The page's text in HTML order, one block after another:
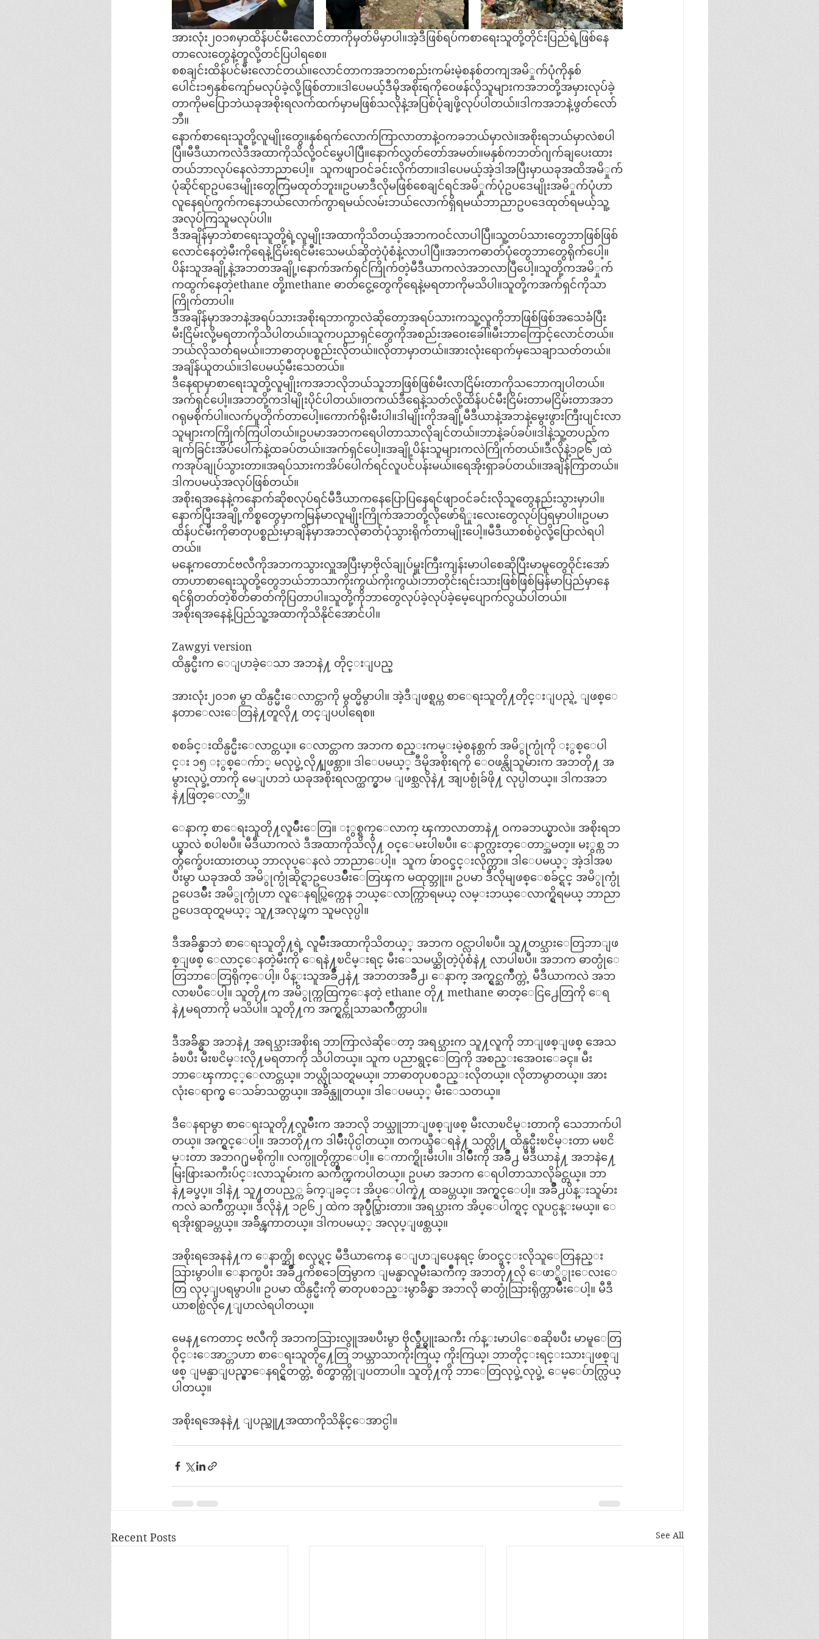
အားလုံး၂၀၁၈မှာထိန်ပင်မီးလောင်တာကိုမှတ်မိမှာပါ။အဲ့ဒီဖြစ်ရပ်ကစာရေးသူတို့တိုင်းပြည်ရဲ့ဖြစ်နေ
တာလေးတွေနဲ့တူလို့တင်ပြပါရစေ။
စစချင်းထိန်ပင်မီးလောင်တယ်။လောင်တာကအဘကစည်းကမ်းမဲ့စနစ်တကျအမိှုက်ပုံကိုနှစ်
ပေါင်း၁၅နှစ်ကျော်မလုပ်ခဲ့လို့ဖြစ်တာ။ဒါပေမယ့်ဒီမိုအစိုးရကိုဝေဖန်လိုသူများကအဘတို့အမှားလုပ်ခဲ့
တာကိုမပြောဘဲယခုအစိုးရလက်ထက်မှာမဖြစ်သလိုနဲ့အပြစ်ပုံချဖို့လုပ်ပါတယ်။ဒါကအဘနဲ့ဖွတ်လော်
ဘီ။
နောက်စာရေးသူတို့လူမျိုးတွေ။နှစ်ရက်လောက်ကြာလာတာနဲ့ဝကခဘယ်မှာလဲ။အစိုးရဘယ်မှာလဲစပါ
ပြီ။မီဒီယာကလဲဒီအထာကိုသိလို့ဝင်မွှေပါပြီ။နောက်လွှတ်တော်အမတ်။မနှစ်ကဘတ်ဂျက်ချပေးထား
တယ်ဘာလုပ်နေလဲဘာညာပေါ့။  သူကဖျာဝင်ခင်းလိုက်တာ။ဒါပေမယ့်အဲ့ဒါအပြီးမှာယခုအထိအမိှုက်
ပုံဆိုင်ရာဥပဒေမျိုးတွေကြမထုတ်ဘူး။ဥပမာဒီလိုမဖြစ်စေချင်ရင်အမိှုက်ပုံဥပဒေမျိုးအမိှုက်ပုံဟာ
လူနေရပ်ကွက်ကနေဘယ်လောက်ကွာရမယ်လမ်းဘယ်လောက်ရှိရမယ်ဘာညာဥပဒေထုတ်ရမယ့်သူ့
အလုပ်ကြသူမလုပ်ပါ။
ဒီအချိန်မှာဘဲစာရေးသူတို့ရဲ့လူမျိုးအထာကိုသိတယ့်အဘကဝင်လာပါပြီ။သူ့တပ်သားတွေဘာဖြစ်ဖြစ်
လောင်နေတဲ့မီးကိုရေနဲ့ငြိမ်းရင်မီးသေမယ်ဆိုတဲ့ပုံစံနဲ့လာပါပြီ။အဘကဓာတ်ပုံတွေဘာတွေရိုက်ပေါ့။
ပိန်းသူအချို့နဲ့အဘတအချို့၊နောက်အက်ရှင်ကြိုက်တဲ့မီဒီယာကလဲအဘလာပြီပေါ့။သူတို့ကအမိှုက်
ကထွက်နေတဲ့ethane တို့methane ဓာတ်ငွေ့တွေကိုရေနဲ့မရတာကိုမသိပါ။သူတို့ကအက်ရှင်ကိုသာ
ကြိုက်တာပါ။
ဒီအချိန်မှာအဘနဲ့အရပ်သားအစိုးရဘာကွာလဲဆိုတော့အရပ်သားကသူ့လူကိုဘာဖြစ်ဖြစ်အသေခံပြီး
မီးငြိမ်းလို့မရတာကိုသိပါတယ်။သူကပညာရှင်တွေကိုအစည်းအဝေးခေါ်။မီးဘာကြောင့်လောင်တယ်။
ဘယ်လိုသတ်ရမယ်။ဘာဓာတုပစ္စည်းလိုတယ်။လိုတာမှာတယ်။အားလုံးရောက်မှသေချာသတ်တယ်။
အချိန်ယူတယ်။ဒါပေမယ့်မီးသေတယ်။
ဒီနေရာမှာစာရေးသူတို့လူမျိုးကအဘလိုဘယ်သူဘာဖြစ်ဖြစ်မီးလာငြိမ်းတာကိုသဘောကျပါတယ်။
အက်ရှင်ပေါ့။အဘတို့ကဒါမျိုးပိုင်ပါတယ်။တကယ်ဒီရေနဲ့သတ်လို့ထိန်ပင်မီးငြိမ်းတာမငြိမ်းတာအဘ
ဂရုမစိုက်ပါ။လက်ပူတိုက်တာပေါ့။ကောက်ရိုးမီးပါ။ဒါမျိုးကိုအချို့မီဒီယာနဲ့အဘနဲ့မွေးဖွားကြီးပျင်းလာ
သူများကကြိုက်ကြပါတယ်။ဥပမာအဘကရေပါတာသာလိုချင်တယ်။ဘာနဲ့ခပ်ခပ်။ဒါနဲ့သူ့တပည့်က
ချက်ခြင်းအိပ်ပေါက်နဲ့ထခပ်တယ်။အက်ရှင်ပေါ့။အချို့ပိန်းသူများကလဲကြိုက်တယ်။ဒီလိုနဲ့၁၉၆၂ထဲ
ကအုပ်ချုပ်သွားတာ။အရပ်သားကအိပ်ပေါက်ရင်လူပင်ပန်းမယ်။ရေအိုးရှာခပ်တယ်။အချိန်ကြာတယ်။
ဒါကပမယ့်အလုပ်ဖြစ်တယ်။
အစိုးရအနေနဲ့ကနောက်ဆိုစလုပ်ရင်မီဒီယာကနေပြောပြနေရင်ဖျာဝင်ခင်းလိုသူတွေနည်းသွားမှာပါ။
နောက်ပြီးအချို့ကိစ္စတွေမှာကမြန်မာလူမျိုးကြိုက်အဘတို့လိုဖော်ရိှုးလေးတွေလုပ်ပြရမှာပါ။ဥပမာ
ထိန်ပင်မီးကိုဓာတုပစ္စည်းမှာချိန်မှာအဘလိုဓာတ်ပုံသွားရိုက်တာမျိုးပေါ့။မီဒီယာစစ်ပွဲလို့ပြောလဲရပါ
တယ်။
မနေ့ကတောင်ဗလီကိုအဘကသွားလှူအပြီးမှာဗိုလ်ချုပ်မှူးကြီးကျန်းမာပါစေဆိုပြီးမာမူတွေဝိုင်းအော်
တာဟာစာရေးသူတို့တွေဘယ်ဘာသာကိုးကွယ်ကိုးကွယ်၊ဘာတိုင်းရင်းသားဖြစ်ဖြစ်မြန်မာပြည်မှာနေ
ရင်ရှိတတ်တဲ့စိတ်ဓာတ်ကိုပြတာပါ။သူတို့ကိုဘာတွေလုပ်ခဲ့လုပ်ခဲ့မေ့ပျောက်လွယ်ပါတယ်။
အစိုးရအနေနဲ့ပြည်သူ့အထာကိုသိနိုင်အောင်ပါ။
Zawgyi version
ထိန္ပင္မီးက ေျပာခဲ့ေသာ အဘနဲ႔ တိုင္းျပည္
အားလုံး၂၀၁၈ မွာ ထိန္ပင္မီးေလာင္တာကို မွတ္မိမွာပါ။ အဲ့ဒီျဖစ္ရပ္က စာေရးသူတို႔တိုင္းျပည္ရဲ့ ျဖစ္ေ
နတာေလးေတြနဲ႔တူလို႔ တင္ျပပါရေစ။
စစခ်င္းထိန္ပင္မီးေလာင္တယ္။ ေလာင္တာက အဘက စည္းကမ္းမဲ့စနစ္တက် အမိွုက္ပုံကို ႏွစ္ေပါ
င္း ၁၅ ႏွစ္ေက်ာ္ မလုပ္ခဲ့လို႔ျဖစ္တာ။ ဒါေပမယ့္ ဒီမိုအစိုးရကို ေဝဖန္လိုသူမ်ားက အဘတို႔ အ
မွားလုပ္ခဲ့တာကို မေျပာဘဲ ယခုအစိုးရလက္ထက္မွာမ ျဖစ္သလိုနဲ႔ အျပစ္ပုံခ်ဖို႔ လုပ္ပါတယ္။ ဒါကအဘ
နဲ႔ဖြတ္ေလာ္ဘီ။
ေနာက္ စာေရးသူတို႔လူမ်ိဳးေတြ။ ႏွစ္ရက္ေလာက္ ၾကာလာတာနဲ႔ ဝကခဘယ္မွာလဲ။ အစိုးရဘ
ယ္မွာလဲ စပါၿပီ။ မီဒီယာကလဲ ဒီအထာကိုသိလို႔ ဝင္ေမႊပါၿပီ။ ေနာက္လႊတ္ေတာ္အမတ္။ မႏွစ္က ဘ
တ္ဂ်က္ခ်ေပးထားတယ္ ဘာလုပ္ေနလဲ ဘာညာေပါ့။  သူက ဖ်ာဝင္ခင္းလိုက္တာ။ ဒါေပမယ့္ အဲ့ဒါအၿ
ပီးမွာ ယခုအထိ အမိွုက္ပုံဆိုင္ရာဥပေဒမ်ိဳးေတြၾက မထုတ္ဘူး။ ဥပမာ ဒီလိုမျဖစ္ေစခ်င္ရင္ အမိွုက္ပုံ
ဥပေဒမ်ိဳး အမိွုက္ပုံဟာ လူေနရပ္ကြက္ကေန ဘယ္ေလာက္ကြာရမယ္ လမ္းဘယ္ေလာက္ရွိရမယ္ ဘာညာ
ဥပေဒထုတ္ရမယ့္ သူ႔အလုပ္ၾက သူမလုပ္ပါ။
ဒီအခ်ိန္မွာဘဲ စာေရးသူတို႔ရဲ့ လူမ်ိဳးအထာကိုသိတယ့္ အဘက ဝင္လာပါၿပီ။ သူ႔တပ္သားေတြဘာျဖ
စ္ျဖစ္ ေလာင္ေနတဲ့မီးကို ေရနဲ႔ၿငိမ္းရင္ မီးေသမယ္ဆိုတဲ့ပုံစံနဲ႔ လာပါၿပီ။ အဘက ဓာတ္ပုံေ
တြဘာေတြရိုက္ေပါ့။ ပိန္းသူအခ်ိဳ႕နဲ႔ အဘတအခ်ိဳ႕၊ ေနာက္ အက္ရွင္ႀကိဳက္တဲ့ မီဒီယာကလဲ အဘ
လာၿပီေပါ့။ သူတို႔က အမိွုက္ကထြက္ေနတဲ့ ethane တို႔ methane ဓာတ္ေငြ႕ေတြကို ေရ
နဲ႔မရတာကို မသိပါ။ သူတို႔က အက္ရွင္ကိုသာႀကိဳက္တာပါ။
ဒီအခ်ိန္မွာ အဘနဲ႔ အရပ္သားအစိုးရ ဘာကြာလဲဆိုေတာ့ အရပ္သားက သူ႔လူကို ဘာျဖစ္ျဖစ္ အေသ
ခံၿပီး မီးၿငိမ္းလို႔မရတာကို သိပါတယ္။ သူက ပညာရွင္ေတြကို အစည္းအေဝးေခၚ။ မီး
ဘာေၾကာင့္ေလာင္တယ္။ ဘယ္လိုသတ္ရမယ္။ ဘာဓာတုပစၥည္းလိုတယ္။ လိုတာမွာတယ္။ အား
လုံးေရာက္မွ ေသခ်ာသတ္တယ္။ အခ်ိန္ယူတယ္။ ဒါေပမယ့္ မီးေသတယ္။
ဒီေနရာမွာ စာေရးသူတို႔လူမ်ိဳးက အဘလို ဘယ္သူဘာျဖစ္ျဖစ္ မီးလာၿငိမ္းတာကို သေဘာက်ပါ
တယ္။ အက္ရွင္ေပါ့။ အဘတို႔က ဒါမ်ိဳးပိုင္ပါတယ္။ တကယ္ဒီေရနဲ႔ သတ္လို႔ ထိန္ပင္မီးၿငိမ္းတာ မၿငိ
မ္းတာ အဘဂ႐ုမစိုက္ပါ။ လက္ပူတိုက္တာေပါ့။ ေကာက္ရိုးမီးပါ။ ဒါမ်ိဳးကို အခ်ိဳ႕ မီဒီယာနဲ႔ အဘနဲ႔ေ
မြးဖြားႀကီးပ်င္းလာသူမ်ားက ႀကိဳက္ၾကပါတယ္။ ဥပမာ အဘက ေရပါတာသာလိုခ်င္တယ္။ ဘာ
နဲ႔ခပ္ခပ္။ ဒါနဲ႔ သူ႔တပည့္က ခ်က္ျခင္း အိပ္ေပါက္နဲ႔ ထခပ္တယ္။ အက္ရွင္ေပါ့။ အခ်ိဳ႕ပိန္းသူမ်ား
ကလဲ ႀကိဳက္တယ္။ ဒီလိုနဲ႔ ၁၉၆၂ ထဲက အုပ္ခ်ဳပ္သြားတာ။ အရပ္သားက အိပ္ေပါက္ရင္ လူပင္ပန္းမယ္။ ေ
ရအိုးရွာခပ္တယ္။ အခ်ိန္ၾကာတယ္။ ဒါကပမယ့္ အလုပ္ျဖစ္တယ္။
အစိုးရအေနနဲ႔က ေနာက္ဆို စလုပ္ရင္ မီဒီယာကေန ေျပာျပေနရင္ ဖ်ာဝင္ခင္းလိုသူေတြနည္း
သြားမွာပါ။ ေနာက္ၿပီး အခ်ိဳ႕ကိစၥေတြမွာက ျမန္မာလူမ်ိဳးႀကိဳက္ အဘတို႔လို ေဖာ္ရိွုးေလးေ
တြ လုပ္ျပရမွာပါ။ ဥပမာ ထိန္ပင္မီးကို ဓာတုပစၥည္းမွာခ်ိန္မွာ အဘလို ဓာတ္ပုံသြားရိုက္တာမ်ိဳးေပါ့။ မီဒီ
ယာစစ္ပြဲလို႔ေျပာလဲရပါတယ္။
မေန႔ကေတာင္ ဗလီကို အဘကသြားလွူအၿပီးမွာ ဗိုလ္ခ်ဳပ္မွူးႀကီး က်န္းမာပါေစဆိုၿပီး မာမူေတြ
ဝိုင္းေအာ္တာဟာ စာေရးသူတို႔ေတြ ဘယ္ဘာသာကိုးကြယ္ ကိုးကြယ္၊ ဘာတိုင္းရင္းသားျဖစ္ျ
ဖစ္ ျမန္မာျပည္မွာေနရင္ရွိတတ္တဲ့ စိတ္ဓာတ္ကိုျပတာပါ။ သူတို႔ကို ဘာေတြလုပ္ခဲ့လုပ္ခဲ့ ေမ့ေပ်ာက္လြယ္
ပါတယ္။
အစိုးရအေနနဲ႔ ျပည္သူ႔အထာကိုသိနိုင္ေအာင္ပါ။
Recent Posts See All